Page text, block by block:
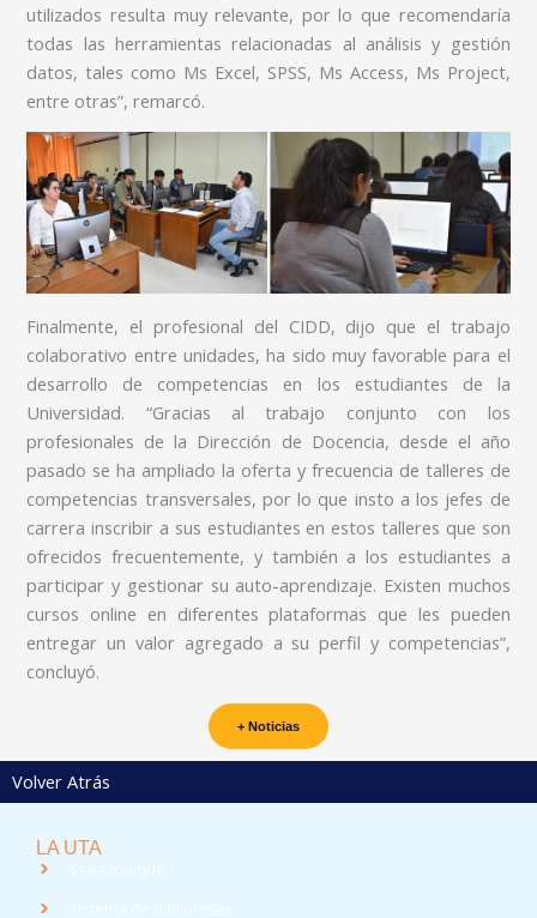
utilizados resulta muy relevante, por lo que recomendaría
todas las herramientas relacionadas al análisis y gestión
datos, tales como Ms Excel, SPSS, Ms Access, Ms Project,
entre otras”, remarcó.
Finalmente, el profesional del CIDD, dijo que el trabajo
colaborativo entre unidades, ha sido muy favorable para el
desarrollo de competencias en los estudiantes de la
Universidad. “Gracias al trabajo conjunto con los
profesionales de la Dirección de Docencia, desde el año
pasado se ha ampliado la oferta y frecuencia de talleres de
competencias transversales, por lo que insto a los jefes de
carrera inscribir a sus estudiantes en estos talleres que son
ofrecidos frecuentemente, y también a los estudiantes a
participar y gestionar su auto-aprendizaje. Existen muchos
cursos online en diferentes plataformas que les pueden
entregar un valor agregado a su perfil y competencias”,
concluyó.
+ Noticias
Volver Atrás
LA UTA